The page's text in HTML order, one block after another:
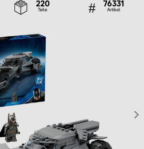
220
Teile
76331
Artikel